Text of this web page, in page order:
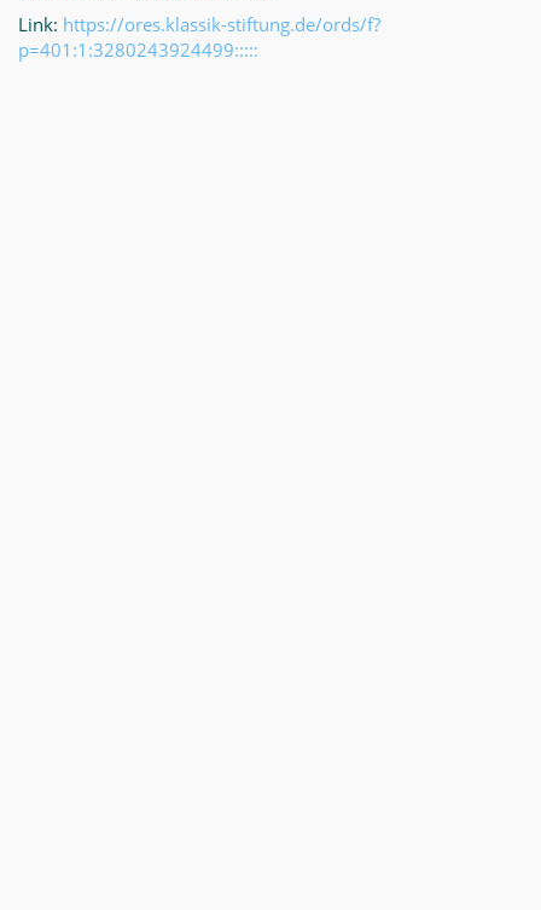
Link: https://ores.klassik-stiftung.de/ords/f?
p=401:1:3280243924499:::::